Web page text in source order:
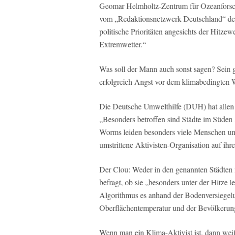
Geomar Helmholtz-Zentrum für
vom „Redaktionsnetzwerk Deutschland“
politische Prioritäten angesichts der
Extremwetter.“
Was soll der Mann auch sonst sagen?
erfolgreich Angst vor dem klimabedingten
Die Deutsche Umwelthilfe (DUH) hat allen
„Besonders betroffen sind Städte im
Worms leiden besonders viele Menschen
umstrittene Aktivisten-Organisation auf
Der Clou: Weder in den genannten
befragt, ob sie „besonders unter der Hitze
Algorithmus es anhand der
Oberflächentemperatur und der
Wenn man ein Klima-Aktivist ist, dann